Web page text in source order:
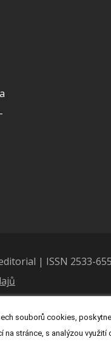
| ISSN 2533-
souborů cookies,
na stránce, s analýzou